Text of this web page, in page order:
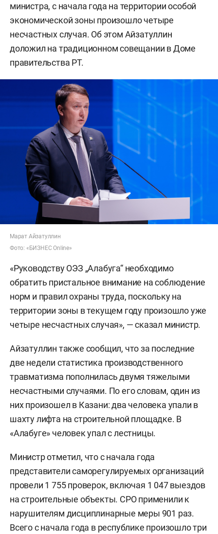
министра, с начала года на территории особой
экономической зоны произошло четыре
несчастных случая. Об этом Айзатуллин
доложил на традиционном совещании в Доме
правительства РТ.
Марат Айзатуллин
Фото: «БИЗНЕС Online»
«Руководству ОЭЗ „Алабуга“ необходимо
обратить пристальное внимание на соблюдение
норм и правил охраны труда, поскольку на
территории зоны в текущем году произошло уже
четыре несчастных случая», — сказал министр.
Айзатуллин также сообщил, что за последние
две недели статистика производственного
травматизма пополнилась двумя тяжелыми
несчастными случаями. По его словам, один из
них произошел в Казани: два человека упали в
шахту лифта на строительной площадке. В
«Алабуге» человек упал с лестницы.
Министр отметил, что с начала года
представители саморегулируемых организаций
провели 1 755 проверок, включая 1 047 выездов
на строительные объекты. СРО применили к
нарушителям дисциплинарные меры 901 раз.
Всего с начала года в республике произошло три